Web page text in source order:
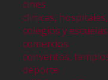
cines
clinicas,
colegios y escuelas
comercios
conventos,
deporte